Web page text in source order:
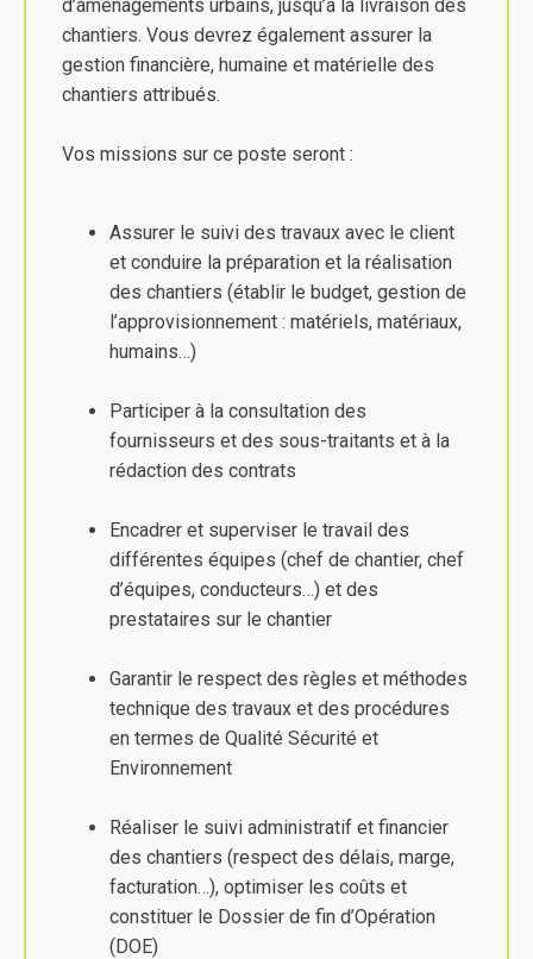
d’aménagements urbains, jusqu’à la livraison des
chantiers. Vous devrez également assurer la
gestion financière, humaine et matérielle des
chantiers attribués.
Vos missions sur ce poste seront :
Assurer le suivi des travaux avec le client
et conduire la préparation et la réalisation
des chantiers (établir le budget, gestion de
l’approvisionnement : matériels, matériaux,
humains…)
Participer à la consultation des
fournisseurs et des sous-traitants et à la
rédaction des contrats
Encadrer et superviser le travail des
différentes équipes (chef de chantier, chef
d’équipes, conducteurs…) et des
prestataires sur le chantier
Garantir le respect des règles et méthodes
technique des travaux et des procédures
en termes de Qualité Sécurité et
Environnement
Réaliser le suivi administratif et financier
des chantiers (respect des délais, marge,
facturation…), optimiser les coûts et
constituer le Dossier de fin d’Opération
(DOE)